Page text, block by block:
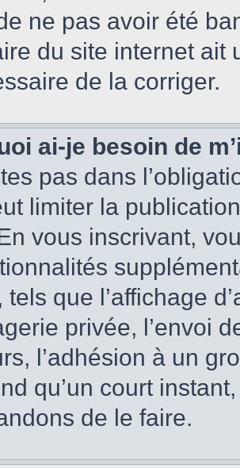
ne pas avoir été
du site internet ait
de la corriger.
ai-je besoin de
pas dans
limiter la
vous inscrivant,
que l’affichage
privée, l’envoi
l’adhésion à un
qu’un court
de le faire.